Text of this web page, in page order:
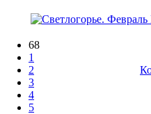
68
1
2
3
4
5